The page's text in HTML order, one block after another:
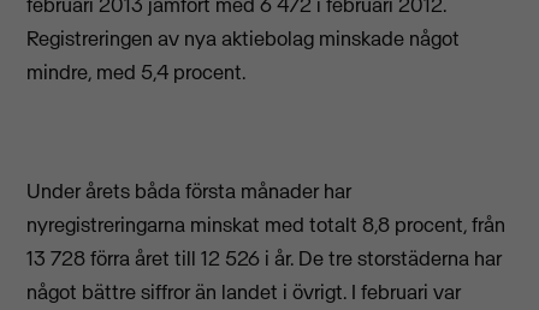
Registreringen av nya aktiebolag minskade något
mindre, med 5,4 procent.
Under årets båda första månader har
nyregistreringarna minskat med totalt 8,8 procent, från
13 728 förra året till 12 526 i år. De tre storstäderna har
något bättre siffror än landet i övrigt. I februari var